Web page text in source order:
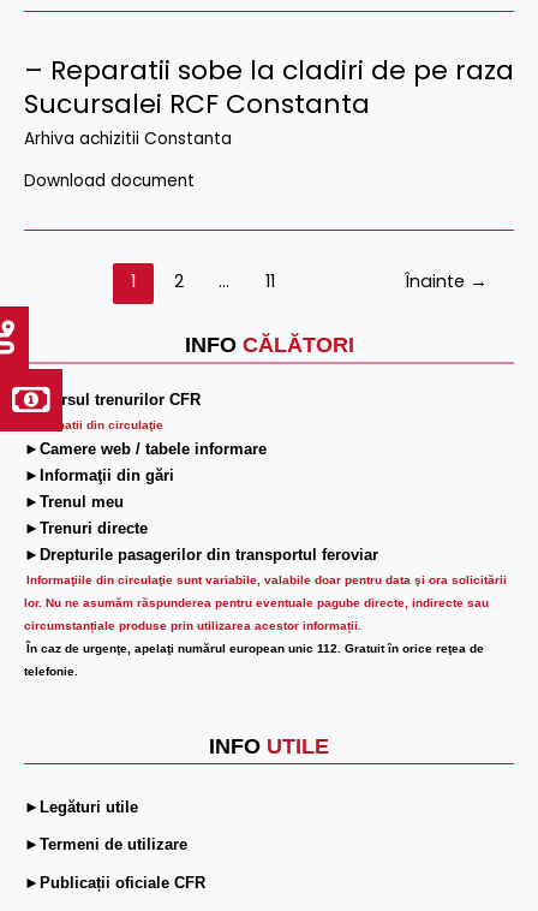
INFO CĂLĂTORI
►Mersul trenurilor CFR
Informatii din circulaţie
►Camere web / tabele informare
►Informaţii din gări
►Trenul meu
►Trenuri directe
►Drepturile pasagerilor din transportul feroviar
Informaţiile din circulaţie sunt variabile, valabile doar pentru data şi ora solicitării
lor. Nu ne asumăm răspunderea pentru eventuale pagube directe, indirecte sau
circumstanțiale produse prin utilizarea acestor informații.
În caz de urgenţe, apelaţi numărul european unic 112. Gratuit în orice reţea de
telefonie.
INFO UTILE
►Legături utile
►Termeni de utilizare
►Publicații oficiale CFR
– Reparatii sobe la cladiri de pe raza
Sucursalei RCF Constanta
Arhiva achizitii Constanta
Download document
1 2 … 11 Înainte →